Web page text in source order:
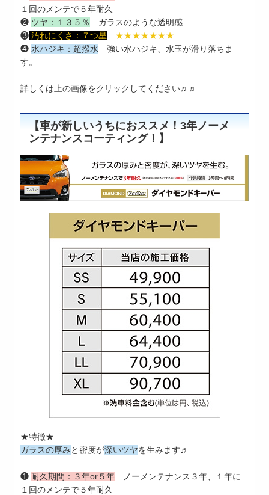
１回のメンテで５年耐久
❷ ツヤ： １３５％
ガラスのような透明感
❸ 汚れにくさ： ７つ星
★★★★★★★
❹ 水ハジキ： 超撥水
強い水ハジキ、水玉が滑り落ちま
す。
詳しくは上の画像をクリックしてください♬♬
【車が新しいうちにおススメ！3年ノーメ
ンテナンスコーティング！】
★特徴★
ガラスの厚みと密度が深いツヤを生みます♬
❶耐久期間： ３年or５年
ノーメンテナンス３年、１年に
１回のメンテで５年耐久